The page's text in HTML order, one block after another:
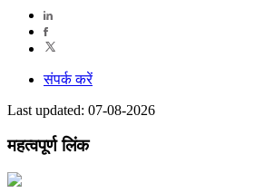
संपर्क करें
Last updated: 07-08-2026
महत्वपूर्ण लिंक